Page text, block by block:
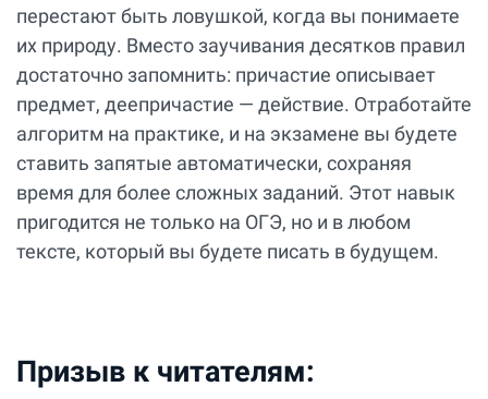
перестают быть ловушкой, когда вы понимаете
их природу. Вместо заучивания десятков правил
достаточно запомнить: причастие описывает
предмет, деепричастие — действие. Отработайте
алгоритм на практике, и на экзамене вы будете
ставить запятые автоматически, сохраняя
время для более сложных заданий. Этот навык
пригодится не только на ОГЭ, но и в любом
тексте, который вы будете писать в будущем.
Призыв к читателям: